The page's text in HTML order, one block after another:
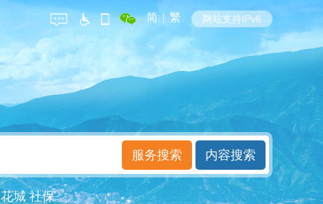
简 | 繁 网站支持IPv6
花城 社保